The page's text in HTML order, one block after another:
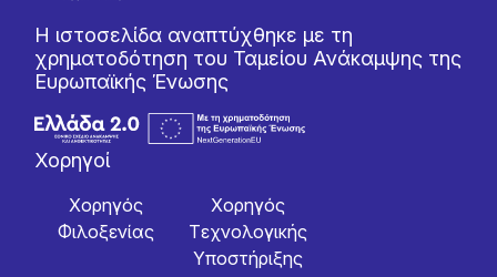
Η ιστοσελίδα αναπτύχθηκε με τη
χρηματοδότηση του Ταμείου Ανάκαμψης της
Ευρωπαϊκής Ένωσης
Χορηγοί
Χορηγός
Φιλοξενίας
Χορηγός
Tεχνολογικής
Yποστήριξης